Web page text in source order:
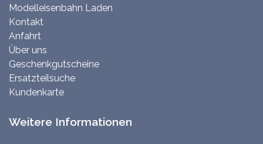
Modelleisenbahn Laden
Kontakt
Anfahrt
Über uns
Geschenkgutscheine
Ersatzteilsuche
Kundenkarte
Weitere Informationen